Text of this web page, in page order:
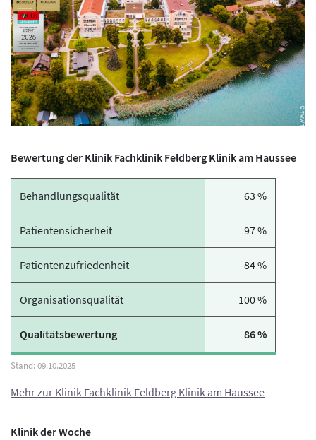
Bewertung der Klinik Fachklinik Feldberg Klinik am Haussee
Behandlungsqualität 63 %
Patientensicherheit 97 %
Patientenzufriedenheit 84 %
Organisationsqualität 100 %
Qualitätsbewertung 86 %
Mehr zur Klinik Fachklinik Feldberg Klinik am Haussee
Klinik der Woche